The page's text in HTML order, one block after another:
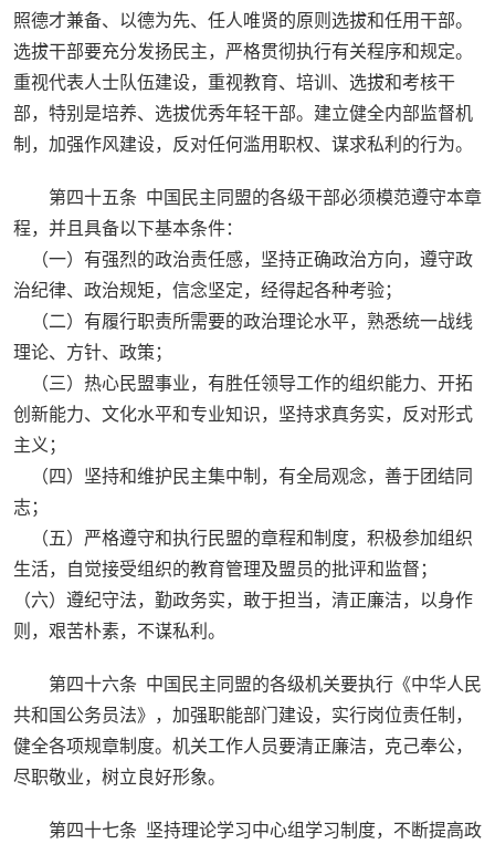
照德才兼备、以德为先、任人唯贤的原则选拔和任用干部。
选拔干部要充分发扬民主，严格贯彻执行有关程序和规定。
重视代表人士队伍建设，重视教育、培训、选拔和考核干
部，特别是培养、选拔优秀年轻干部。建立健全内部监督机
制，加强作风建设，反对任何滥用职权、谋求私利的行为。
第四十五条 中国民主同盟的各级干部必须模范遵守本章
程，并且具备以下基本条件：
（一）有强烈的政治责任感，坚持正确政治方向，遵守政
治纪律、政治规矩，信念坚定，经得起各种考验；
（二）有履行职责所需要的政治理论水平，熟悉统一战线
理论、方针、政策；
（三）热心民盟事业，有胜任领导工作的组织能力、开拓
创新能力、文化水平和专业知识，坚持求真务实，反对形式
主义；
（四）坚持和维护民主集中制，有全局观念，善于团结同
志；
（五）严格遵守和执行民盟的章程和制度，积极参加组织
生活，自觉接受组织的教育管理及盟员的批评和监督；
（六）遵纪守法，勤政务实，敢于担当，清正廉洁，以身作
则，艰苦朴素，不谋私利。
第四十六条 中国民主同盟的各级机关要执行《中华人民
共和国公务员法》，加强职能部门建设，实行岗位责任制，
健全各项规章制度。机关工作人员要清正廉洁，克己奉公，
尽职敬业，树立良好形象。
第四十七条 坚持理论学习中心组学习制度，不断提高政